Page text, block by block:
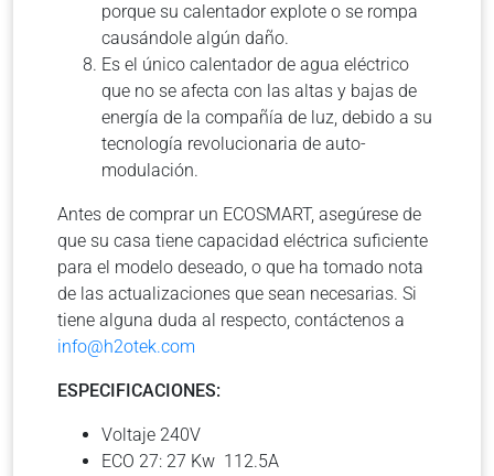
porque su calentador explote o se rompa
causándole algún daño.
Es el único calentador de agua eléctrico
que no se afecta con las altas y bajas de
energía de la compañía de luz, debido a su
tecnología revolucionaria de auto-
modulación.
Antes de comprar un ECOSMART, asegúrese de
que su casa tiene capacidad eléctrica suficiente
para el modelo deseado, o que ha tomado nota
de las actualizaciones que sean necesarias. Si
tiene alguna duda al respecto, contáctenos a
info@h2otek.com
ESPECIFICACIONES:
Voltaje 240V
ECO 27: 27 Kw 112.5A